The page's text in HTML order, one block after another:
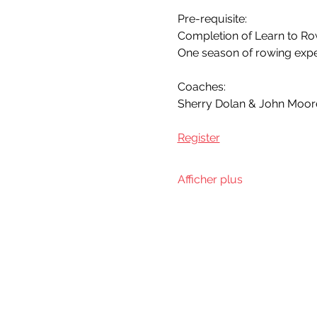
Pre-requisite:
Completion of Learn to
One season of rowing
Coaches:
Sherry Dolan & John
Register
Afficher plus